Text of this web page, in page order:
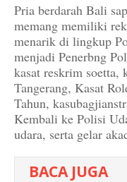
Pria berdarah Bali
memang memiliki
menarik di lingkup
menjadi Penerbng
kasat reskrim soetta,
Tangerang, Kasat
Tahun,
Kembali ke Polisi
udara, serta gelar
BACA JUGA